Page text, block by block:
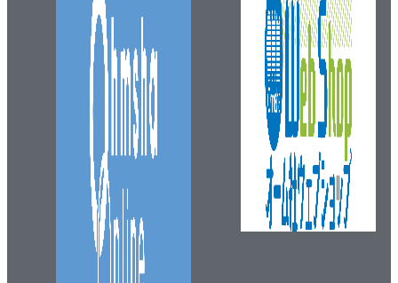
11.4 デザインレビュー（DR）
11.5 FMEAとFTA
11.6 企業の社会的責任（CSR）
理解度確認／練習
12章 プロセス保証(1)
12.1 プロセス保証
12.2 工程解析と工程能力調査
12.3 QC工程図の作成
12.4 作業標準の作成
12.5 標準化